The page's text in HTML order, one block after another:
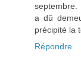
septembre.
a dû
précipité la
Répondre